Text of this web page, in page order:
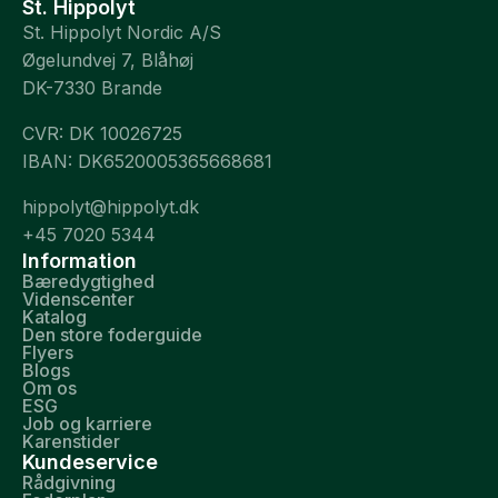
St. Hippolyt
St. Hippolyt Nordic A/S
Øgelundvej 7, Blåhøj
DK-7330 Brande
CVR: DK 10026725
IBAN: DK6520005365668681
hippolyt@hippolyt.dk
+45 7020 5344
Information
Bæredygtighed
Videnscenter
Katalog
Den store foderguide
Flyers
Blogs
Om os
ESG
Job og karriere
Karenstider
Kundeservice
Rådgivning